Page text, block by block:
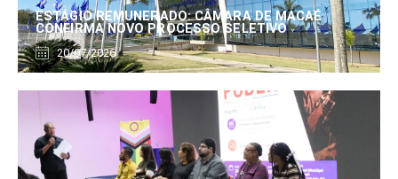
ESTÁGIO REMUNERADO: CÂMARA DE MACAÉ
CONFIRMA NOVO PROCESSO SELETIVO
20/07/2026